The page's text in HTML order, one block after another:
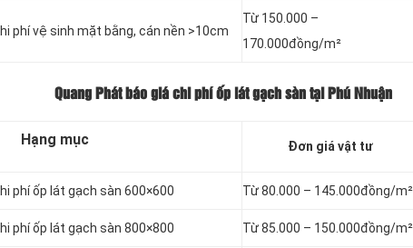
phí vệ sinh mặt bằng, cán nền >10cm
Từ 150.000 –
170.000đồng/m²
Quang Phát báo giá chi phí ốp lát gạch sàn tại Phú Nhuận
Hạng mục Đơn giá vật tư
phí ốp lát gạch sàn 600×600 Từ 80.000 – 145.000đồng/m²
phí ốp lát gạch sàn 800×800 Từ 85.000 – 150.000đồng/m²